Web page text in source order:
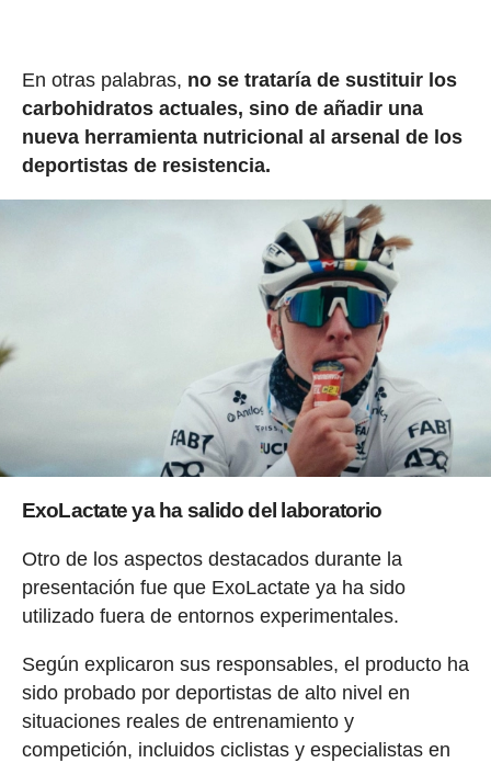
En otras palabras, no se trataría de sustituir los
carbohidratos actuales, sino de añadir una
nueva herramienta nutricional al arsenal de los
deportistas de resistencia.
ExoLactate ya ha salido del laboratorio
Otro de los aspectos destacados durante la
presentación fue que ExoLactate ya ha sido
utilizado fuera de entornos experimentales.
Según explicaron sus responsables, el producto ha
sido probado por deportistas de alto nivel en
situaciones reales de entrenamiento y
competición, incluidos ciclistas y especialistas en